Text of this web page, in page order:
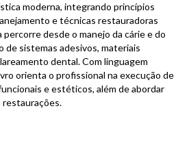
moderna, integrando princípios
e técnicas restauradoras
desde o manejo da cárie e do
de sistemas adesivos, materiais
dental. Com linguagem
orienta o profissional na execução de
e estéticos, além de abordar
restaurações.